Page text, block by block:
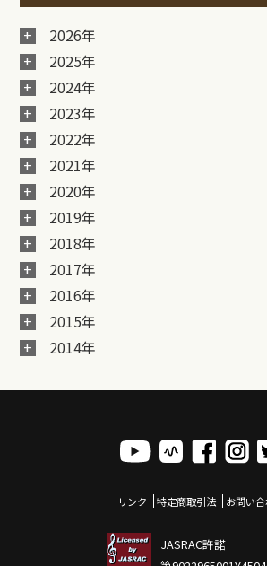
2026年
2025年
2024年
2023年
2022年
2021年
2020年
2019年
2018年
2017年
2016年
2015年
2014年
リンク 特定商取引法 お問い
JASRAC許諾